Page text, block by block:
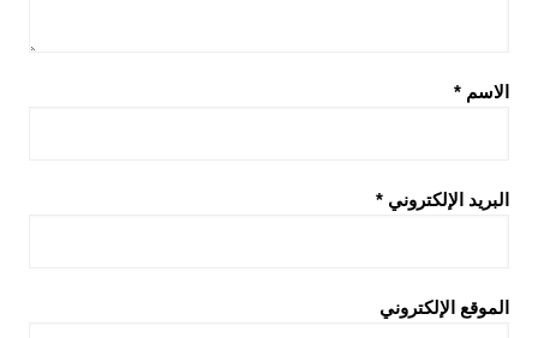
الاسم *
البريد الإلكتروني *
الموقع الإلكتروني